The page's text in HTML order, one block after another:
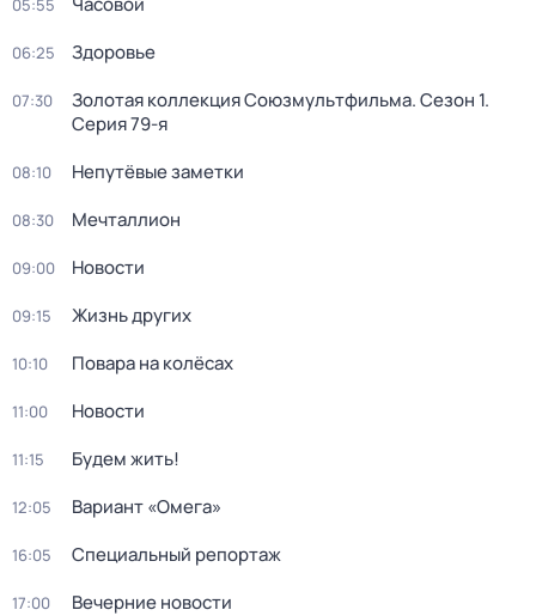
05:55
06:25 Здоровье
07:30 Золотая коллекция Союзмультфильма. Сезон 1.
Серия 79-я
08:10 Непутёвые заметки
08:30 Мечталлион
09:00 Новости
09:15 Жизнь других
10:10 Повара на колёсах
11:00 Новости
11:15 Будем жить!
12:05 Вариант «Омега»
16:05 Специальный репортаж
17:00 Вечерние новости